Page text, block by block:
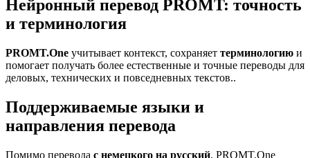
Нейронный перевод PROMT: точность
и терминология
PROMT.One учитывает контекст, сохраняет терминологию и
помогает получать более естественные и точные переводы для
деловых, технических и повседневных текстов..
Поддерживаемые языки и
направления перевода
Помимо перевода с немецкого на русский, PROMT.One